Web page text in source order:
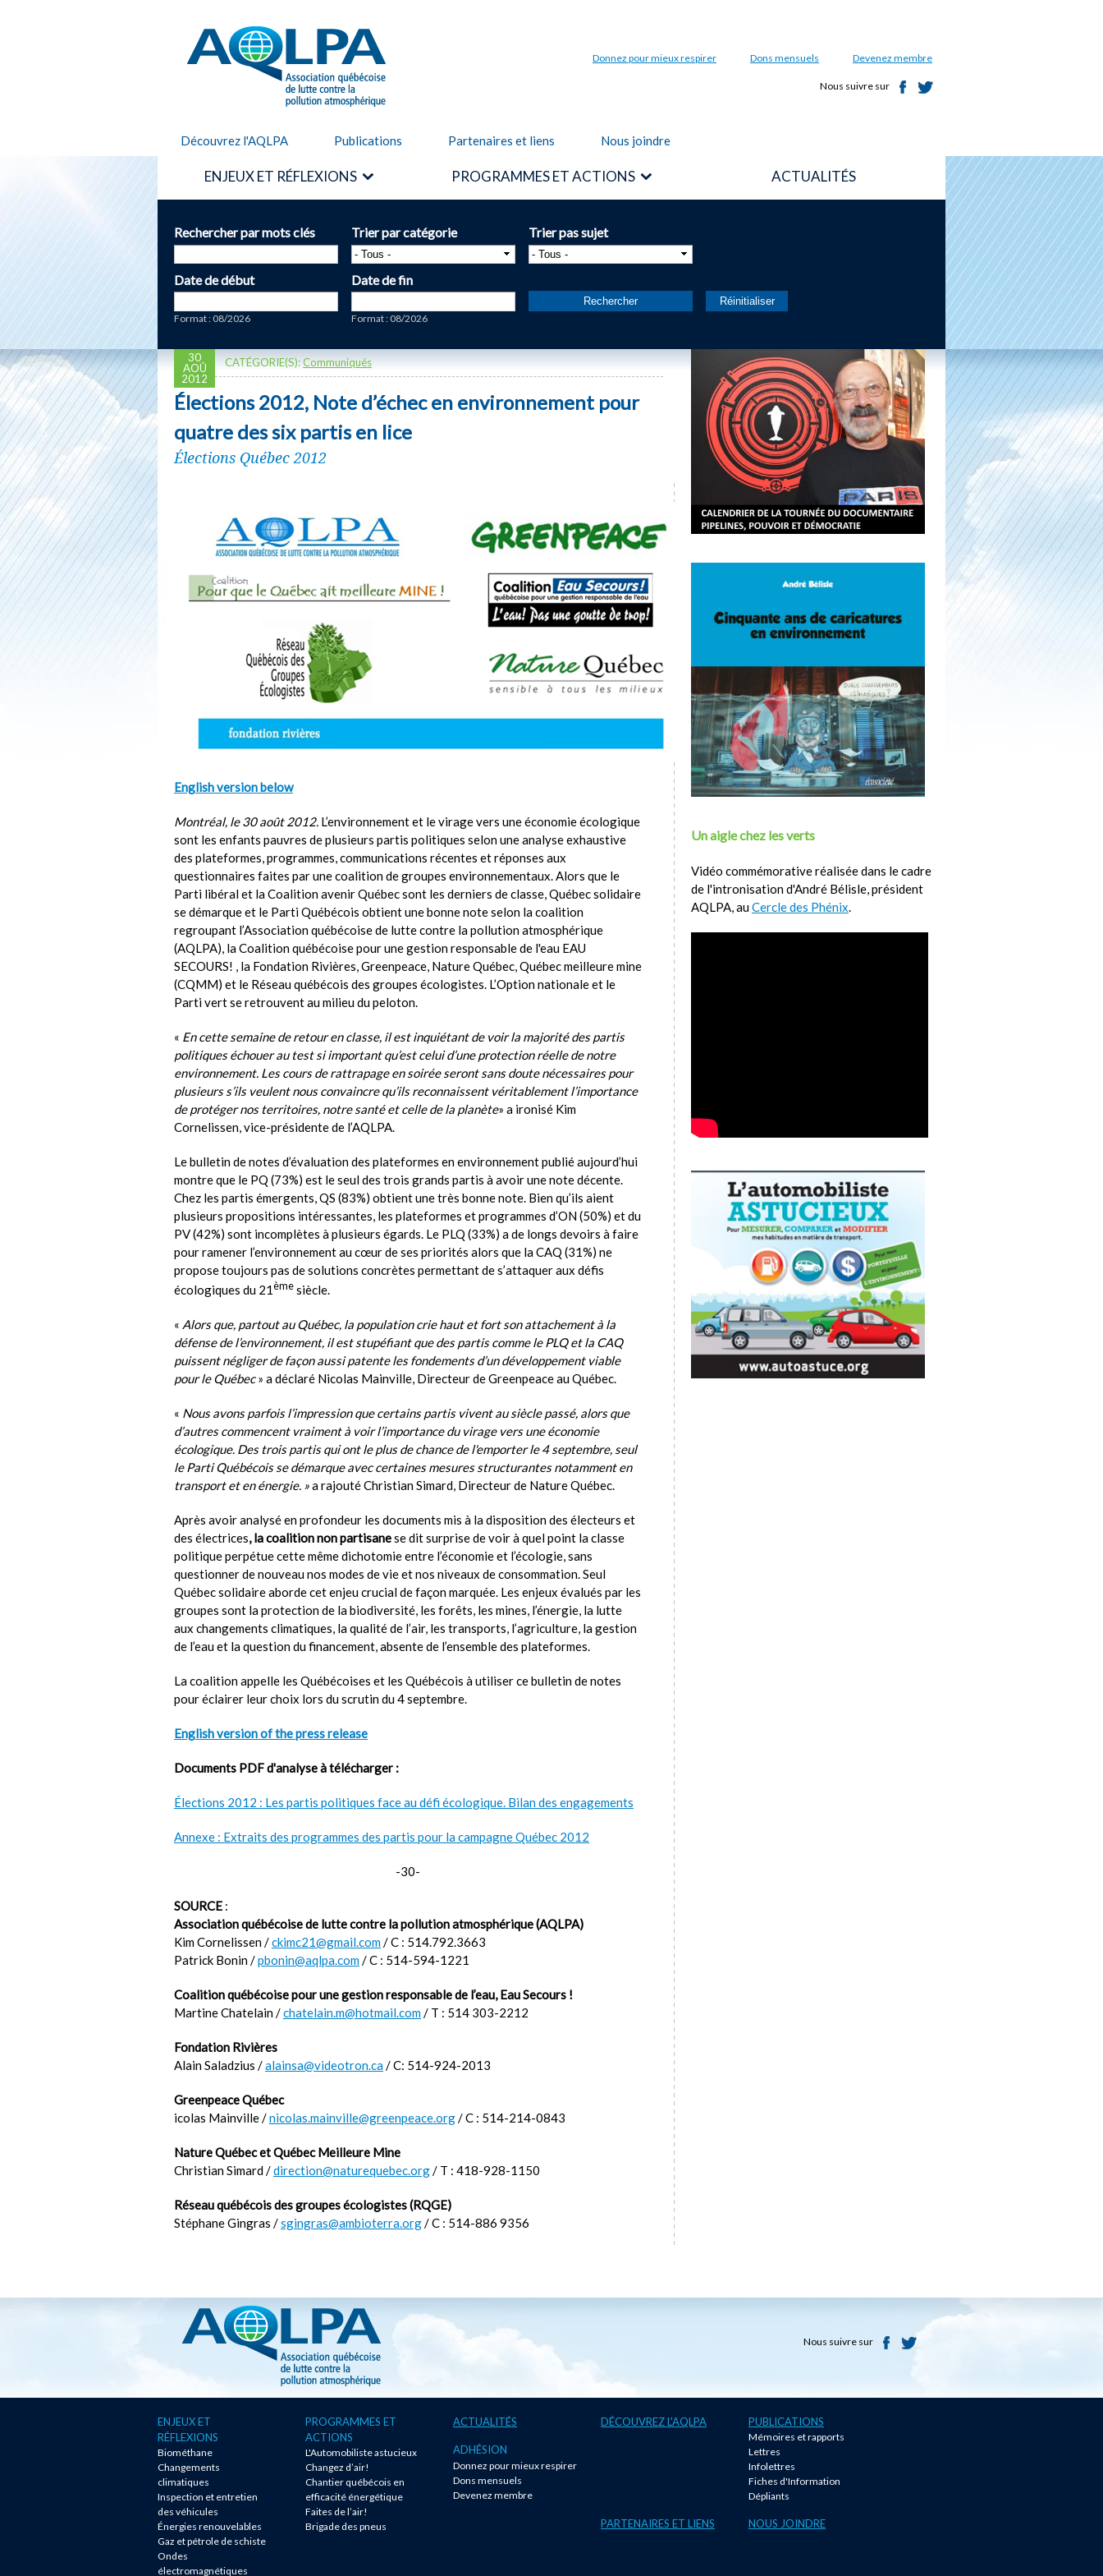
AQLPA Donnez pour mieux respirer Dons mensuels Devenez membre
Nous suivre sur
Découvrez l'AQLPA Publications Partenaires et liens Nous joindre
ENJEUX ET RÉFLEXIONS PROGRAMMES ET ACTIONS ACTUALITÉS
Rechercher par mots clés Trier par catégorie Trier pas sujet
Date de début
Format : 08/2026
Date de fin
Format : 08/2026
30
AOÛ
2012
CATÉGORIE(S):Communiqués
Élections 2012, Note d’échec en environnement pour
quatre des six partis en lice
Élections Québec 2012
English version below
Montréal, le 30 août 2012. L’environnement et le virage vers une économie écologique
sont les enfants pauvres de plusieurs partis politiques selon une analyse exhaustive
des plateformes, programmes, communications récentes et réponses aux
questionnaires faites par une coalition de groupes environnementaux. Alors que le
Parti libéral et la Coalition avenir Québec sont les derniers de classe, Québec solidaire
se démarque et le Parti Québécois obtient une bonne note selon la coalition
regroupant l’Association québécoise de lutte contre la pollution atmosphérique
(AQLPA), la Coalition québécoise pour une gestion responsable de l'eau EAU
SECOURS! , la Fondation Rivières, Greenpeace, Nature Québec, Québec meilleure mine
(CQMM) et le Réseau québécois des groupes écologistes. L’Option nationale et le
Parti vert se retrouvent au milieu du peloton.
« En cette semaine de retour en classe, il est inquiétant de voir la majorité des partis
politiques échouer au test si important qu’est celui d’une protection réelle de notre
environnement. Les cours de rattrapage en soirée seront sans doute nécessaires pour
plusieurs s’ils veulent nous convaincre qu’ils reconnaissent véritablement l’importance
de protéger nos territoires, notre santé et celle de la planète» a ironisé Kim
Cornelissen, vice-présidente de l’AQLPA.
Le bulletin de notes d’évaluation des plateformes en environnement publié aujourd’hui
montre que le PQ (73%) est le seul des trois grands partis à avoir une note décente.
Chez les partis émergents, QS (83%) obtient une très bonne note. Bien qu’ils aient
plusieurs propositions intéressantes, les plateformes et programmes d’ON (50%) et du
PV (42%) sont incomplètes à plusieurs égards. Le PLQ (33%) a de longs devoirs à faire
pour ramener l’environnement au cœur de ses priorités alors que la CAQ (31%) ne
propose toujours pas de solutions concrètes permettant de s’attaquer aux défis
écologiques du 21ème siècle.
« Alors que, partout au Québec, la population crie haut et fort son attachement à la
défense de l’environnement, il est stupéfiant que des partis comme le PLQ et la CAQ
puissent négliger de façon aussi patente les fondements d’un développement viable
pour le Québec» a déclaré Nicolas Mainville, Directeur de Greenpeace au Québec.
« Nous avons parfois l’impression que certains partis vivent au siècle passé, alors que
d’autres commencent vraiment à voir l’importance du virage vers une économie
écologique. Des trois partis qui ont le plus de chance de l'emporter le 4 septembre, seul
le Parti Québécois se démarque avec certaines mesures structurantes notamment en
transport et en énergie. »a rajouté Christian Simard, Directeur de Nature Québec.
Après avoir analysé en profondeur les documents mis à la disposition des électeurs et
des électrices, la coalition non partisanese dit surprise de voir à quel point la classe
politique perpétue cette même dichotomie entre l’économie et l’écologie, sans
questionner de nouveau nos modes de vie et nos niveaux de consommation. Seul
Québec solidaire aborde cet enjeu crucial de façon marquée. Les enjeux évalués par les
groupes sont la protection de la biodiversité, les forêts, les mines, l’énergie, la lutte
aux changements climatiques, la qualité de l’air, les transports, l’agriculture, la gestion
de l’eau et la question du financement, absente de l’ensemble des plateformes.
La coalition appelle les Québécoises et les Québécois à utiliser ce bulletin de notes
pour éclairer leur choix lors du scrutin du 4 septembre.
English version of the press release
Documents PDF d'analyse à télécharger :
Élections 2012 : Les partis politiques face au défi écologique. Bilan des engagements
Annexe : Extraits des programmes des partis pour la campagne Québec 2012
-30-
SOURCE :
Association québécoise de lutte contre la pollution atmosphérique (AQLPA)
Kim Cornelissen /ckimc21@gmail.com/ C : 514.792.3663
Patrick Bonin /pbonin@aqlpa.com/ C : 514-594-1221
Coalition québécoise pour une gestion responsable de l’eau, Eau Secours !
Martine Chatelain /chatelain.m@hotmail.com/ T : 514 303-2212
Fondation Rivières
Alain Saladzius /alainsa@videotron.ca/ C: 514-924-2013
Greenpeace Québec
icolas Mainville /nicolas.mainville@greenpeace.org/ C : 514-214-0843
Nature Québec et Québec Meilleure Mine
Christian Simard /direction@naturequebec.org/ T : 418-928-1150
Réseau québécois des groupes écologistes (RQGE)
Stéphane Gingras /sgingras@ambioterra.org/ C : 514-886 9356
Un aigle chez les verts
Vidéo commémorative réalisée dans le cadre
de l'intronisation d'André Bélisle, président
AQLPA, auCercle des Phénix.
Nous suivre sur
ENJEUX ET
RÉFLEXIONS
Biométhane
Changements
climatiques
Inspection et entretien
des véhicules
Énergies renouvelables
Gaz et pétrole de schiste
Ondes
électromagnétiques
PROGRAMMES ET
ACTIONS
L'Automobiliste astucieux
Changez d’air!
Chantier québécois en
efficacité énergétique
Faites de l’air!
Brigade des pneus
ACTUALITÉS
ADHÉSION
Donnez pour mieux respirer
Dons mensuels
Devenez membre
DÉCOUVREZ L'AQLPA PUBLICATIONS
Mémoires et rapports
Lettres
Infolettres
Fiches d'Information
Dépliants
PARTENAIRES ET LIENS NOUS JOINDRE